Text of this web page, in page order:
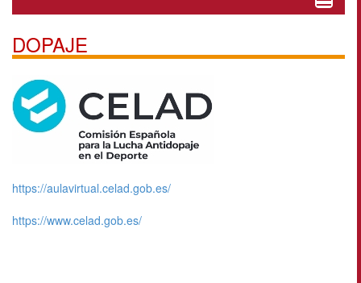
Toggle
DOPAJE
https://aulavirtual.celad.gob.es/
https://www.celad.gob.es/